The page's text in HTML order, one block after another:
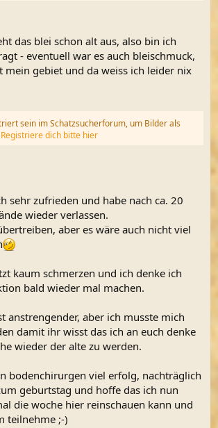
das blei schon alt aus, also bin ich
- eventuell war es auch bleischmuck,
mein gebiet und da weiss ich leider nix
sein im Schatzsucherforum, um Bilder als
Registriere dich bitte hier
sehr zufrieden und habe nach ca. 20
wieder verlassen.
aber es wäre auch nicht viel
kaum schmerzen und ich denke ich
bald wieder mal machen.
anstrengender, aber ich musste mich
damit ihr wisst das ich an euch denke
wieder der alte zu werden.
bodenchirurgen viel erfolg, nachträglich
geburtstag und hoffe das ich nun
die woche hier reinschauen kann und
teilnehme ;-)